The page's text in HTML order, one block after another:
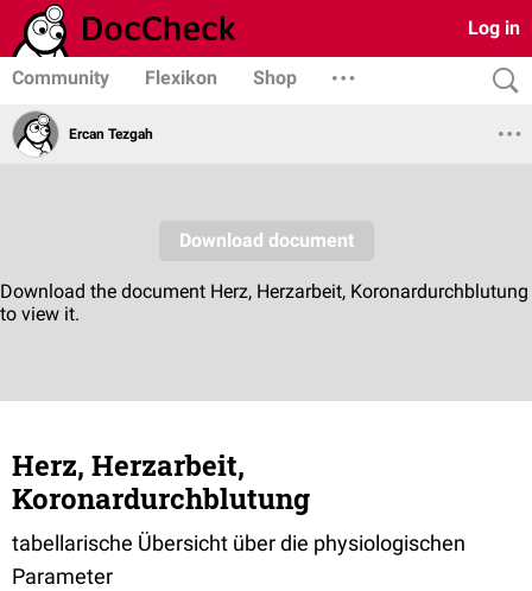
Log in
Community Flexikon Shop
Ercan Tezgah
Herz, Herzarbeit,
Koronardurchblutung
tabellarische Übersicht über die physiologischen
Parameter